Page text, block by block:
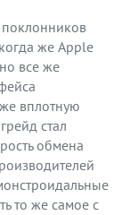
поклонников
же Apple
все же
вплотную
стал
обмена
то же самое с